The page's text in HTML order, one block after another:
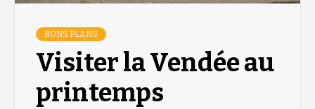
BONS PLANS
Visiter la Vendée au
printemps